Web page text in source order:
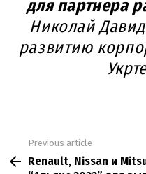
для партнера
Николай
развитию
more
Previous article
Renault, Nissan и